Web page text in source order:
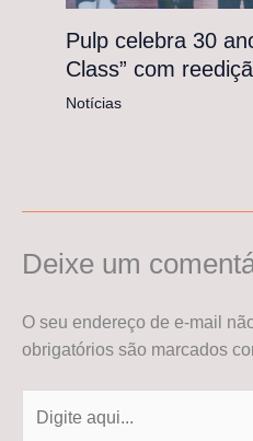
Pulp celebra 30
Class” com
Notícias
Deixe um
O seu endereço de e-mail
obrigatórios são marcados
aqui...